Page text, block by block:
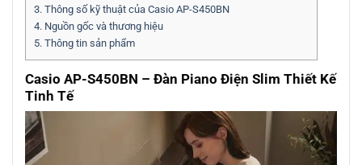
3. Thông số kỹ thuật của Casio AP-S450BN
4. Nguồn gốc và thương hiệu
5. Thông tin sản phẩm
Casio AP-S450BN – Đàn Piano Điện Slim Thiết Kế
Tinh Tế